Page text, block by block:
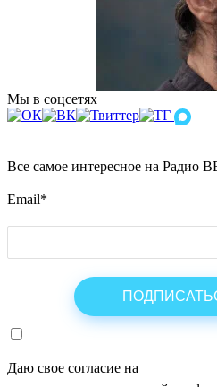
Мы в соцсетях
Все самое интересное на Радио
Email*
Даю свое согласие на